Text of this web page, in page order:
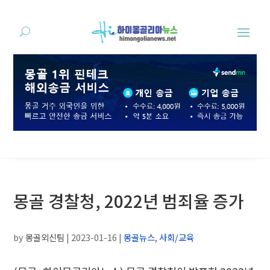
몽골 경찰청, 2022년 범죄율 증가
by몽골외신팀 | 2023-01-16 |몽골뉴스,사회/교육